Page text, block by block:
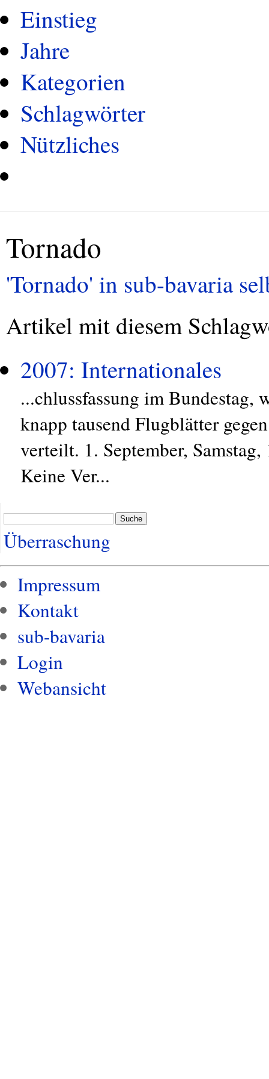
Einstieg
Jahre
Kategorien
Schlagwörter
Nützliches
Tornado
'Tornado' in sub-bavaria
Artikel mit diesem
2007: Internationales
...chlussfassung im Bundestag,
knapp tausend Flugblätter
verteilt. 1. September,
Keine Ver...
Suche
Überraschung
Impressum
Kontakt
sub-bavaria
Login
Webansicht